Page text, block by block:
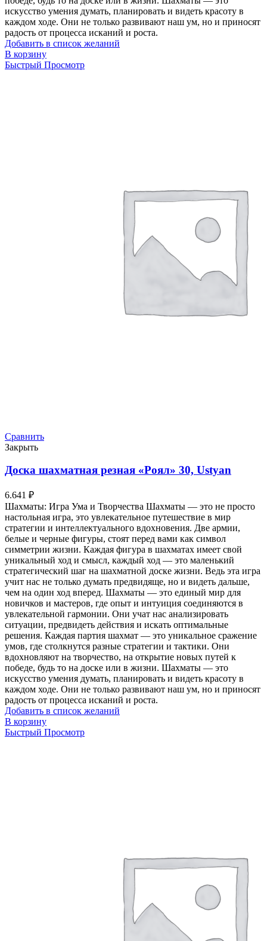
искусство умения думать, планировать и видеть красоту в
каждом ходе. Они не только развивают наш ум, но и приносят
радость от процесса исканий и роста.
Добавить в список желаний
В корзину
Быстрый Просмотр
Сравнить
Закрыть
Доска шахматная резная «Роял» 30, Ustyan
6.641 ₽
Шахматы: Игра Ума и Творчества Шахматы — это не просто
настольная игра, это увлекательное путешествие в мир
стратегии и интеллектуального вдохновения. Две армии,
белые и черные фигуры, стоят перед вами как символ
симметрии жизни. Каждая фигура в шахматах имеет свой
уникальный ход и смысл, каждый ход — это маленький
стратегический шаг на шахматной доске жизни. Ведь эта игра
учит нас не только думать предвидяще, но и видеть дальше,
чем на один ход вперед. Шахматы — это единый мир для
новичков и мастеров, где опыт и интуиция соединяются в
увлекательной гармонии. Они учат нас анализировать
ситуации, предвидеть действия и искать оптимальные
решения. Каждая партия шахмат — это уникальное сражение
умов, где столкнутся разные стратегии и тактики. Они
вдохновляют на творчество, на открытие новых путей к
победе, будь то на доске или в жизни. Шахматы — это
искусство умения думать, планировать и видеть красоту в
каждом ходе. Они не только развивают наш ум, но и приносят
радость от процесса исканий и роста.
Добавить в список желаний
В корзину
Быстрый Просмотр